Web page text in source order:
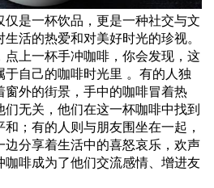
是一杯饮品，更是一种社交与文
活的热爱和对美好时光的珍视。
点上一杯手冲咖啡，你会发现，这
自己的咖啡时光里 。有的人独
窗外的街景，手中的咖啡冒着热
无关，他们在这一杯咖啡中找到
；有的人则与朋友围坐在一起，
分享着生活中的喜怒哀乐，欢声
啡成为了他们交流感情、增进友